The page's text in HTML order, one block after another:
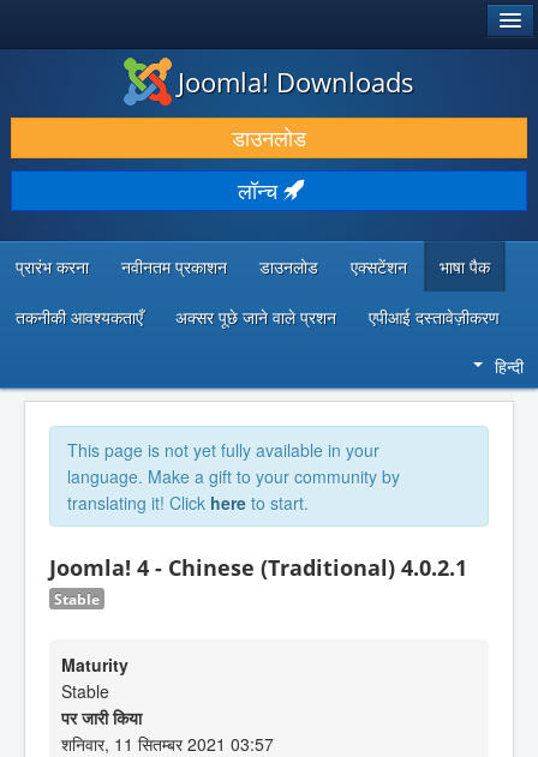
डाउनलोड करें और बढ़ाएं
खोजें और जानें
सामुदायिक समर्थन
डेवलपर संसाधन
Joomla! Downloads
डाउनलोड
लॉन्च
प्रारंभ करना नवीनतम प्रकाशन डाउनलोड एक्सटेंशन भाषा पैक
तकनीकी आवश्यकताएँ अक्सर पूछे जाने वाले प्रशन एपीआई दस्तावेज़ीकरण
हिन्दी
This page is not yet fully available in your
language. Make a gift to your community by
translating it! Click here to start.
Joomla! 4 - Chinese (Traditional) 4.0.2.1
Stable
Maturity
Stable
पर जारी किया
शनिवार, 11 सितम्बर 2021 03:57